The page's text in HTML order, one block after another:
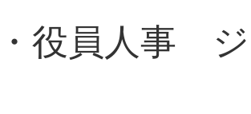
役員人事